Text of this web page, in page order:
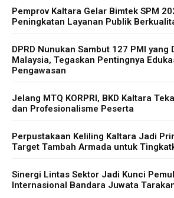
Pemprov Kaltara Gelar Bimtek SPM
Peningkatan Layanan Publik
DPRD Nunukan Sambut 127 PMI
Malaysia, Tegaskan Pentingnya
Pengawasan
Jelang MTQ KORPRI, BKD Kaltara
dan Profesionalisme Peserta
Perpustakaan Keliling Kaltara Jadi
Target Tambah Armada untuk
Sinergi Lintas Sektor Jadi Kunci
Internasional Bandara Juwata